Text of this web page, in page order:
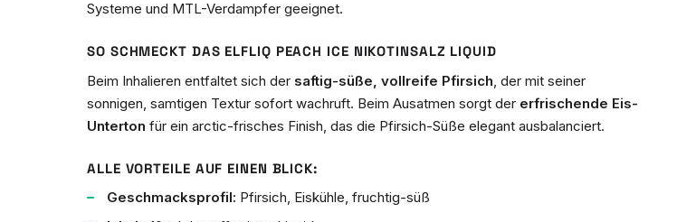
Systeme und MTL-Verdampfer geeignet.
SO SCHMECKT DAS ELFLIQ PEACH ICE NIKOTINSALZ LIQUID
Beim Inhalieren entfaltet sich der saftig-süße, vollreife Pfirsich , der mit seiner
sonnigen, samtigen Textur sofort wachruft. Beim Ausatmen sorgt der erfrischende Eis-
Unterton für ein arctic-frisches Finish, das die Pfirsich-Süße elegant ausbalanciert.
ALLE VORTEILE AUF EINEN BLICK:
Geschmacksprofil: Pfirsich, Eiskühle, fruchtig-süß